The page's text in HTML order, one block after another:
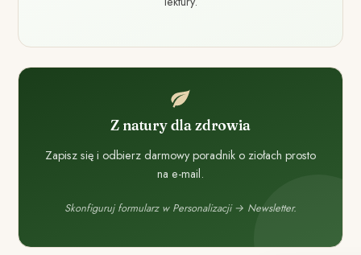
Z natury dla zdrowia
Zapisz się i odbierz darmowy poradnik o ziołach prosto
na e-mail.
Skonfiguruj formularz w Personalizacji → Newsletter.